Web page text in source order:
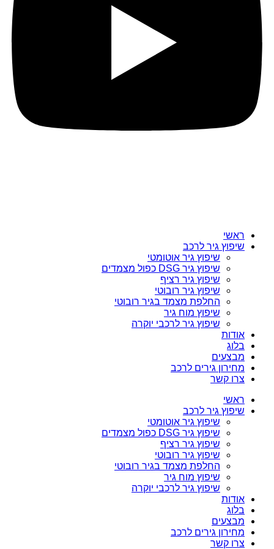
ראשי
שיפוץ גיר לרכב
שיפוץ גיר אוטומטי
שיפוץ גיר DSG כפול מצמדים
שיפוץ גיר רציף
שיפוץ גיר רובוטי
החלפת מצמד בגיר רובוטי
שיפוץ מוח גיר
שיפוץ גיר לרכבי יוקרה
אודות
בלוג
מבצעים
מחירון גירים לרכב
צרו קשר
ראשי
שיפוץ גיר לרכב
שיפוץ גיר אוטומטי
שיפוץ גיר DSG כפול מצמדים
שיפוץ גיר רציף
שיפוץ גיר רובוטי
החלפת מצמד בגיר רובוטי
שיפוץ מוח גיר
שיפוץ גיר לרכבי יוקרה
אודות
בלוג
מבצעים
מחירון גירים לרכב
צרו קשר